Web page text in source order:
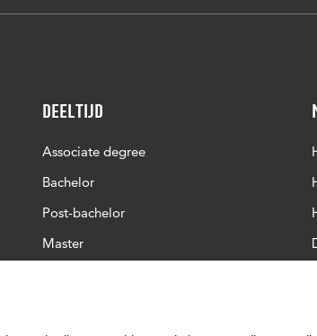
Deeltijd
Associate degree
Bachelor
Post-bachelor
Master